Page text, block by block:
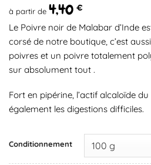
à partir de 4,40 €
Le Poivre noir de Malabar d’Inde
corsé de notre boutique, c’est
poivres et un poivre totalement
sur absolument tout .
Fort en pipérine, l’actif alcaloïde
également les digestions difficiles.
Conditionnement